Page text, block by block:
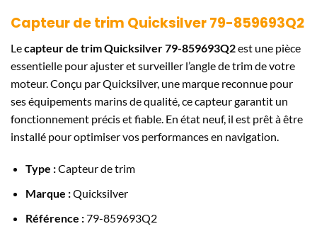
Capteur de trim Quicksilver 79-859693Q2
Lecapteur de trim Quicksilver 79-859693Q2est une pièce
essentielle pour ajuster et surveiller l’angle de trim de votre
moteur. Conçu par Quicksilver, une marque reconnue pour
ses équipements marins de qualité, ce capteur garantit un
fonctionnement précis et fiable. En état neuf, il est prêt à être
installé pour optimiser vos performances en navigation.
Type :Capteur de trim
Marque :Quicksilver
Référence :79-859693Q2